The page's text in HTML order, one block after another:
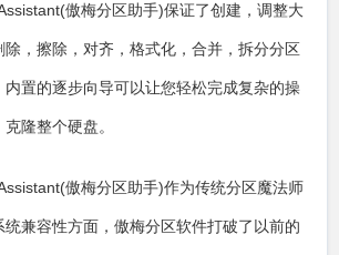
傲梅分区助手)保证了创建，调整大
，擦除，对齐，格式化，合并，拆分分区
置的逐步向导可以让您轻松完成复杂的操
隆整个硬盘。
傲梅分区助手)作为传统分区魔法师
统兼容性方面，傲梅分区软件打破了以前的